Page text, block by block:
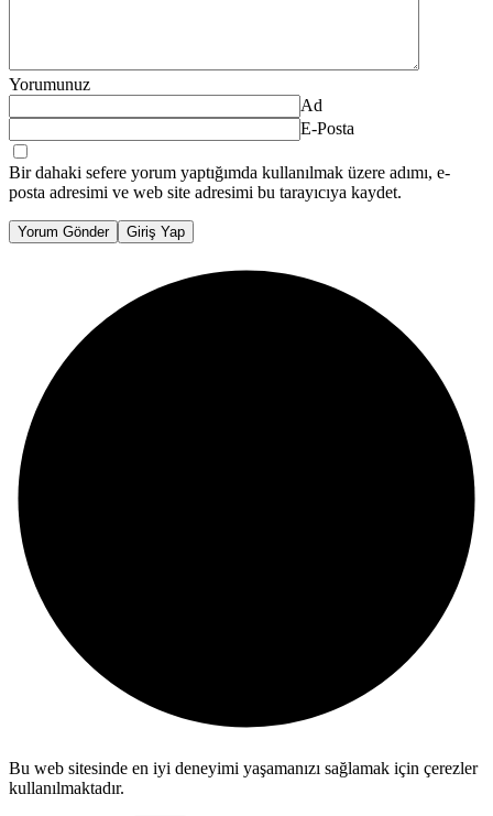
Yorumunuz
Ad
E-Posta
Bir dahaki sefere yorum yaptığımda kullanılmak üzere adımı, e-
posta adresimi ve web site adresimi bu tarayıcıya kaydet.
Yorum Gönder Giriş Yap
Bu web sitesinde en iyi deneyimi yaşamanızı sağlamak için çerezler
kullanılmaktadır.